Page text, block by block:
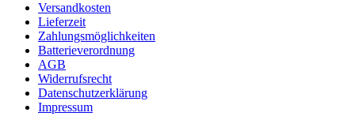
Versandkosten
Lieferzeit
Zahlungsmöglichkeiten
Batterieverordnung
AGB
Widerrufsrecht
Datenschutzerklärung
Impressum